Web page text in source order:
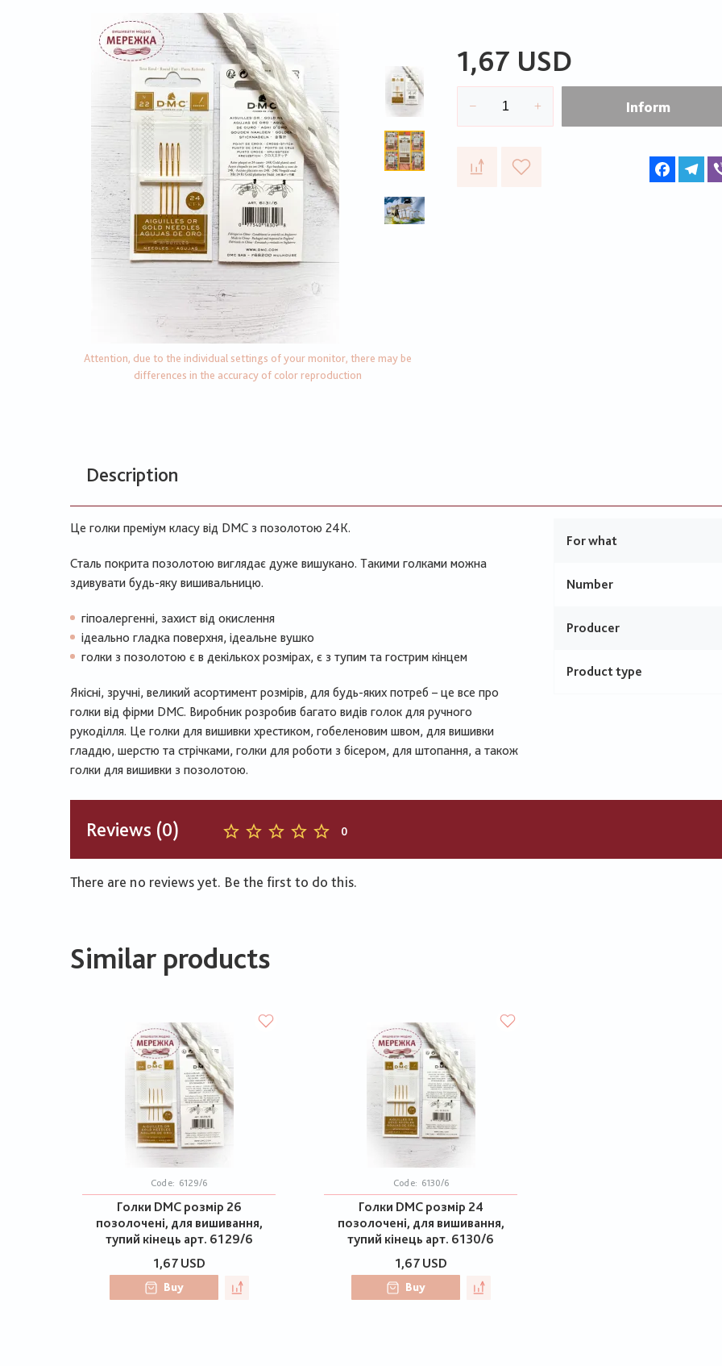
Attention, due to the individual settings of your monitor, there may be
differences in the accuracy of color reproduction
1,67 USD
Inform
Description
Це голки преміум класу від DMС з позолотою 24К.
Сталь покрита позолотою виглядає дуже вишукано. Такими голками можна
здивувати будь-яку вишивальницю.
гіпоалергенні, захист від окислення
ідеально гладка поверхня, ідеальне вушко
голки з позолотою є в декількох розмірах, є з тупим та гострим кінцем
Якісні, зручні, великий асортимент розмірів, для будь-яких потреб – це все про
голки від фірми DMC. Виробник розробив багато видів голок для ручного
рукоділля. Це голки для вишивки хрестиком, гобеленовим швом, для вишивки
гладдю, шерстю та стрічками, голки для роботи з бісером, для штопання, а також
голки для вишивки з позолотою.
For what
Number
Producer
Product type
Reviews (0) 0
There are no reviews yet. Be the first to do this.
Similar products
Code: 6129/6
Голки DMC розмір 26
позолочені, для вишивання,
тупий кінець арт. 6129/6
1,67 USD
Buy
Code: 6130/6
Голки DMC розмір 24
позолочені, для вишивання,
тупий кінець арт. 6130/6
1,67 USD
Buy